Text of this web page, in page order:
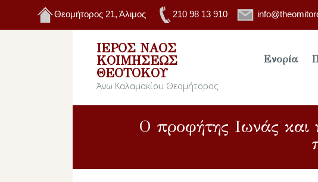
Θεομήτορος 21, Άλιμος 210 98 13 910
ΙΕΡΌΣ ΝΑΌΣ
ΚΟΙΜΉΣΕΩΣ
ΘΕΟΤΌΚΟΥ
Άνω Καλαμακίου Θεομήτορος
Ενορία
Ο προφήτης Ιωνάς και